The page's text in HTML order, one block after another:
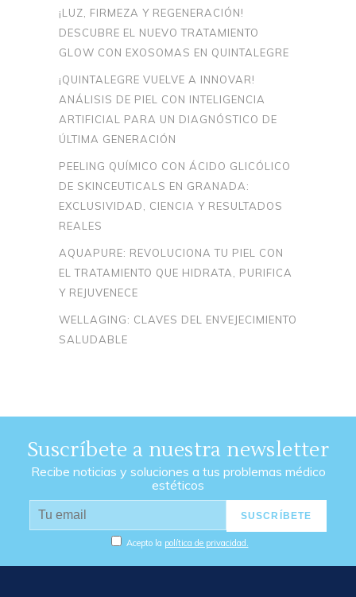
¡LUZ, FIRMEZA Y REGENERACIÓN!
DESCUBRE EL NUEVO TRATAMIENTO
GLOW CON EXOSOMAS EN QUINTALEGRE
¡QUINTALEGRE VUELVE A INNOVAR!
ANÁLISIS DE PIEL CON INTELIGENCIA
ARTIFICIAL PARA UN DIAGNÓSTICO DE
ÚLTIMA GENERACIÓN
PEELING QUÍMICO CON ÁCIDO GLICÓLICO
DE SKINCEUTICALS EN GRANADA:
EXCLUSIVIDAD, CIENCIA Y RESULTADOS
REALES
AQUAPURE: REVOLUCIONA TU PIEL CON
EL TRATAMIENTO QUE HIDRATA, PURIFICA
Y REJUVENECE
WELLAGING: CLAVES DEL ENVEJECIMIENTO
SALUDABLE
Suscríbete a nuestra newsletter
Recibe noticias y soluciones a tus problemas médico
estéticos
Acepto la política de privacidad.